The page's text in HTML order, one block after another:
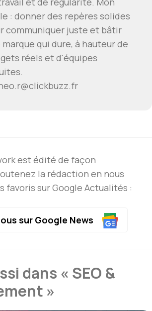
: donner des repères solides
communiquer juste et bâtir
marque qui dure, à hauteur de
réels et d'équipes
est édité de façon
la rédaction en nous
favoris sur Google Actualités :
sur Google News
dans « SEO &
»